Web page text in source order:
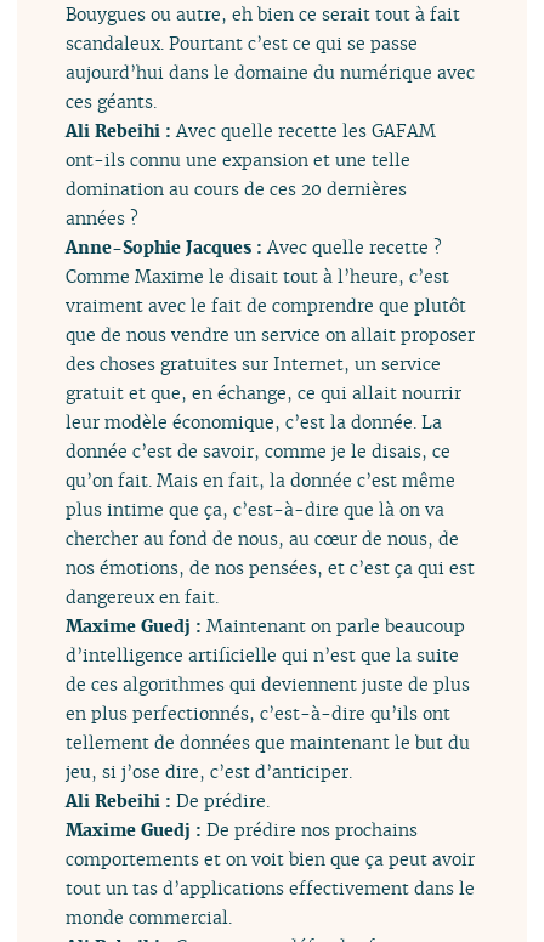
Bouygues ou autre, eh bien ce serait tout à fait
scandaleux. Pourtant c’est ce qui se passe
aujourd’hui dans le domaine du numérique avec
ces géants.
Ali Rebeihi :Avec quelle recette les GAFAM
ont-ils connu une expansion et une telle
domination au cours de ces 20 dernières
années ?
Anne-Sophie Jacques :Avec quelle recette ?
Comme Maxime le disait tout à l’heure, c’est
vraiment avec le fait de comprendre que plutôt
que de nous vendre un service on allait proposer
des choses gratuites sur Internet, un service
gratuit et que, en échange, ce qui allait nourrir
leur modèle économique, c’est la donnée. La
donnée c’est de savoir, comme je le disais, ce
qu’on fait. Mais en fait, la donnée c’est même
plus intime que ça, c’est-à-dire que là on va
chercher au fond de nous, au cœur de nous, de
nos émotions, de nos pensées, et c’est ça qui est
dangereux en fait.
Maxime Guedj :Maintenant on parle beaucoup
d’intelligence artificielle qui n’est que la suite
de ces algorithmes qui deviennent juste de plus
en plus perfectionnés, c’est-à-dire qu’ils ont
tellement de données que maintenant le but du
jeu, si j’ose dire, c’est d’anticiper.
Ali Rebeihi :De prédire.
Maxime Guedj :De prédire nos prochains
comportements et on voit bien que ça peut avoir
tout un tas d’applications effectivement dans le
monde commercial.